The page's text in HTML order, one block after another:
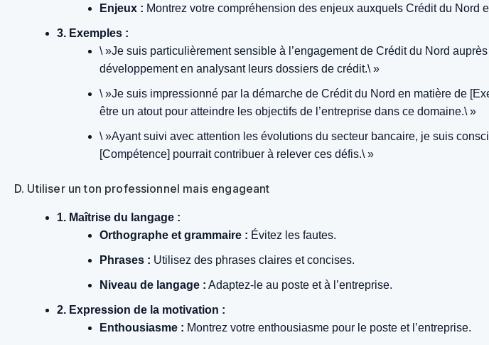
Enjeux : Montrez votre compréhension des enjeux auxquels Crédit du Nord
3. Exemples :
\ »Je suis particulièrement sensible à l’engagement de Crédit du Nord
développement en analysant leurs dossiers de crédit.\ »
\ »Je suis impressionné par la démarche de Crédit du Nord en matière de
être un atout pour atteindre les objectifs de l’entreprise dans ce domaine.\ »
\ »Ayant suivi avec attention les évolutions du secteur bancaire, je suis
[Compétence] pourrait contribuer à relever ces défis.\ »
D. Utiliser un ton professionnel mais engageant
1. Maîtrise du langage :
Orthographe et grammaire : Évitez les fautes.
Phrases : Utilisez des phrases claires et concises.
Niveau de langage : Adaptez-le au poste et à l’entreprise.
2. Expression de la motivation :
Enthousiasme : Montrez votre enthousiasme pour le poste et l’entreprise.